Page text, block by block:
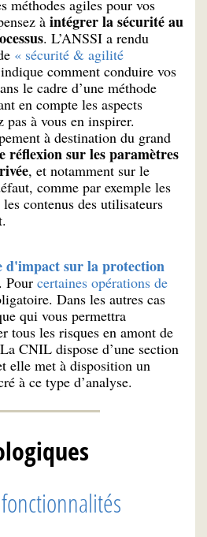
méthodes agiles pour vos
à intégrer la sécurité au
. L’ANSSI a rendu
« sécurité & agilité
comment conduire vos
le cadre d’une méthode
en compte les aspects
pas à vous en inspirer.
à destination du grand
réflexion sur les paramètres
, et notamment sur le
comme par exemple les
contenus des utilisateurs
d'impact sur la protection
. Pour certaines opérations de
Dans les autres cas
qui vous permettra
tous les risques en amont de
CNIL dispose d’une section
elle met à disposition un
à ce type d’analyse.